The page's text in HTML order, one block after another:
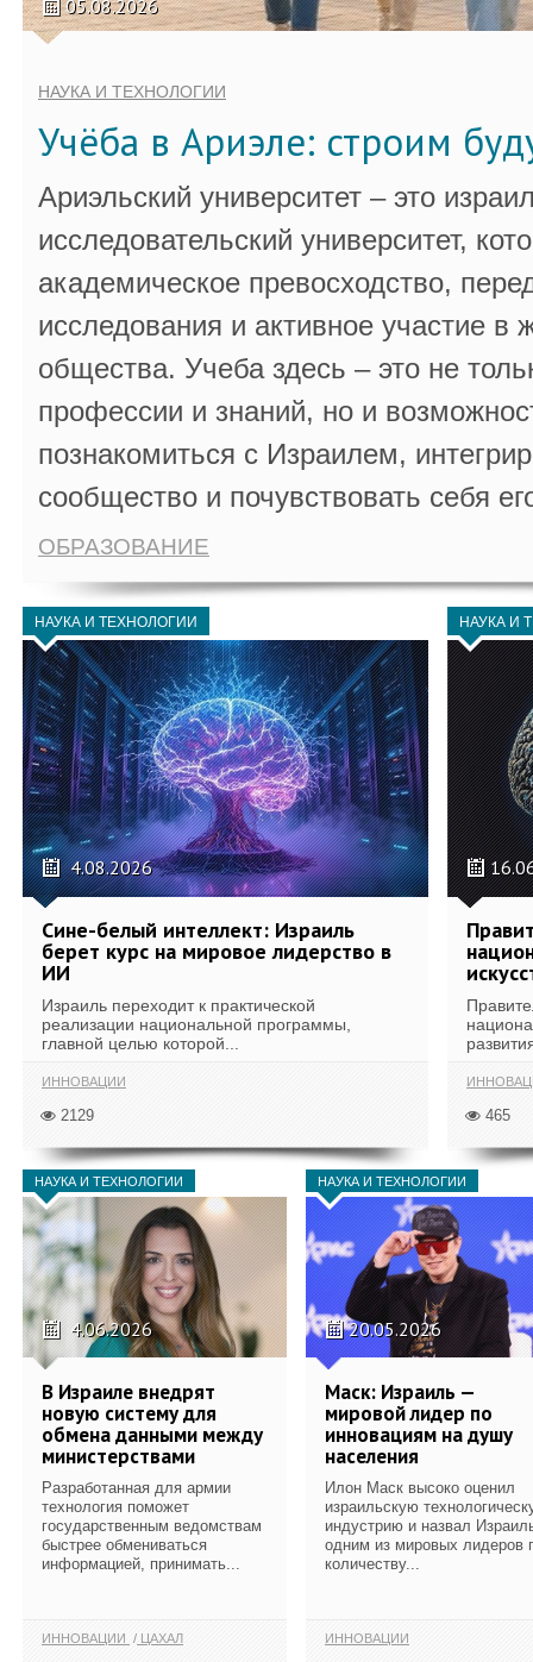
05.08.2026
НАУКА И ТЕХНОЛОГИИ
Учёба в Ариэле: строим
Ариэльский университет – это
исследовательский университет,
академическое превосходство,
исследования и активное участие в
общества. Учеба здесь – это не
профессии и знаний, но и
познакомиться с Израилем,
сообщество и почувствовать себя
ОБРАЗОВАНИЕ
НАУКА И ТЕХНОЛОГИИ
4.08.2026
Сине-белый интеллект: Израиль
берет курс на мировое лидерство в
ИИ
Израиль переходит к практической
реализации национальной программы,
главной целью которой...
ИННОВАЦИИ
2129
НАУКА И
465
НАУКА И ТЕХНОЛОГИИ
4.06.2026
В Израиле внедрят
новую систему для
обмена данными между
министерствами
Разработанная для армии
технология поможет
государственным ведомствам
быстрее обмениваться
информацией, принимать...
ИННОВАЦИИ ЦАХАЛ
НАУКА И ТЕХНОЛОГИИ
20.05.2026
Маск: Израиль —
мировой лидер по
инновациям на душу
населения
Илон Маск высоко оценил
израильскую
индустрию и назвал
одним из мировых лидеров
количеству...
ИННОВАЦИИ